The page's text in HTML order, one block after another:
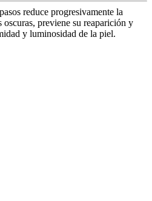
reduce progresivamente la
oscuras, previene su reaparición y
y luminosidad de la piel.